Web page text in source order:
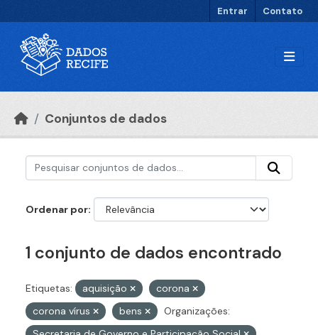
Entrar Contato
Conjuntos de dados
Ordenar por
1 conjunto de dados encontrado
Etiquetas: aquisição
corona
corona vírus
bens
Organizações: